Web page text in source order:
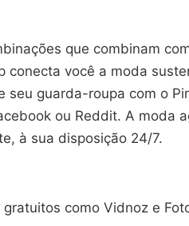
que combinam
conecta você a moda
seu guarda-roupa com o
ou Reddit. A moda
à sua disposição 24/7.
como Vidnoz e